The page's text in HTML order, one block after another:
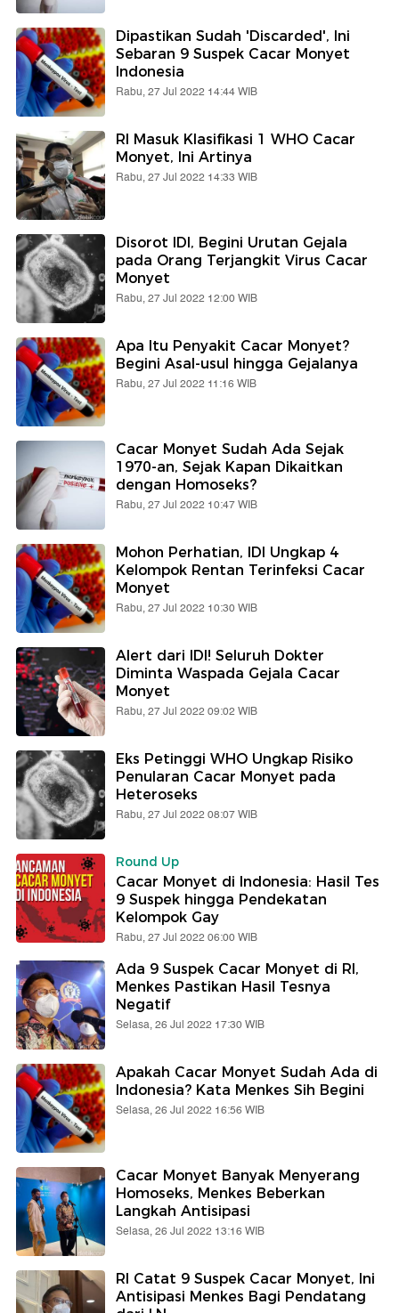
Dipastikan Sudah 'Discarded', Ini
Sebaran 9 Suspek Cacar Monyet
Indonesia
Rabu, 27 Jul 2022 14:44 WIB
RI Masuk Klasifikasi 1 WHO Cacar
Monyet, Ini Artinya
Rabu, 27 Jul 2022 14:33 WIB
Disorot IDI, Begini Urutan Gejala
pada Orang Terjangkit Virus Cacar
Monyet
Rabu, 27 Jul 2022 12:00 WIB
Apa Itu Penyakit Cacar Monyet?
Begini Asal-usul hingga Gejalanya
Rabu, 27 Jul 2022 11:16 WIB
Cacar Monyet Sudah Ada Sejak
1970-an, Sejak Kapan Dikaitkan
dengan Homoseks?
Rabu, 27 Jul 2022 10:47 WIB
Mohon Perhatian, IDI Ungkap 4
Kelompok Rentan Terinfeksi Cacar
Monyet
Rabu, 27 Jul 2022 10:30 WIB
Alert dari IDI! Seluruh Dokter
Diminta Waspada Gejala Cacar
Monyet
Rabu, 27 Jul 2022 09:02 WIB
Eks Petinggi WHO Ungkap Risiko
Penularan Cacar Monyet pada
Heteroseks
Rabu, 27 Jul 2022 08:07 WIB
Round Up
Cacar Monyet di Indonesia: Hasil Tes
9 Suspek hingga Pendekatan
Kelompok Gay
Rabu, 27 Jul 2022 06:00 WIB
Ada 9 Suspek Cacar Monyet di RI,
Menkes Pastikan Hasil Tesnya
Negatif
Selasa, 26 Jul 2022 17:30 WIB
Apakah Cacar Monyet Sudah Ada di
Indonesia? Kata Menkes Sih Begini
Selasa, 26 Jul 2022 16:56 WIB
Cacar Monyet Banyak Menyerang
Homoseks, Menkes Beberkan
Langkah Antisipasi
Selasa, 26 Jul 2022 13:16 WIB
RI Catat 9 Suspek Cacar Monyet, Ini
Antisipasi Menkes Bagi Pendatang